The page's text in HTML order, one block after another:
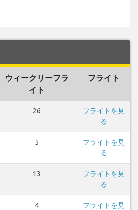
ウィークリーフラ
イト
フライト
26
フライトを見
る
5
フライトを見
る
13
フライトを見
る
4
フライトを見